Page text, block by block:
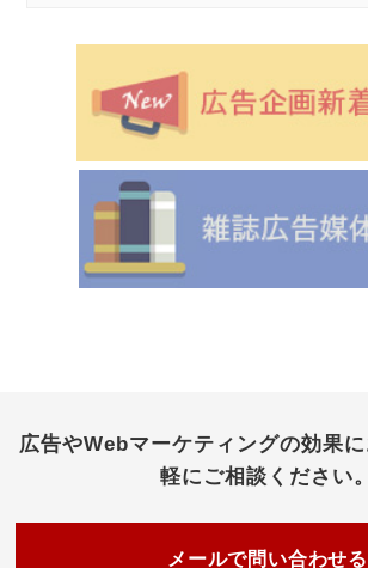
広告やWebマーケティングの効果
軽にご相談ください。
メールで問い合わせる